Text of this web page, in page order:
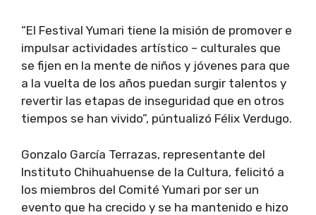
“El Festival Yumari tiene la misión de promover e
impulsar actividades artístico – culturales que
se fijen en la mente de niños y jóvenes para que
a la vuelta de los años puedan surgir talentos y
revertir las etapas de inseguridad que en otros
tiempos se han vivido”, púntualizó Félix Verdugo.
Gonzalo García Terrazas, representante del
Instituto Chihuahuense de la Cultura, felicitó a
los miembros del Comité Yumari por ser un
evento que ha crecido y se ha mantenido e hizo